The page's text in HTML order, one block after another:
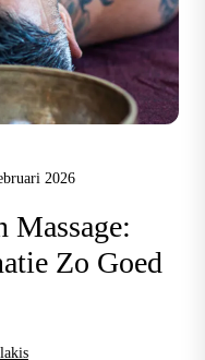
2026
Massage:
Zo Goed